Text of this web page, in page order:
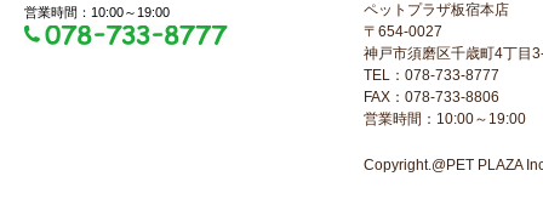
営業時間：10:00～19:00
ペットプラザ板宿本店
〒654-0027
神戸市須磨区千歳町4丁目
TEL：078-733-8777
FAX：078-733-8806
営業時間：10:00～19:00
Copyright.@PET PLAZA